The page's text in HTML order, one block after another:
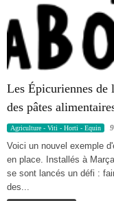
Les Épicuriennes de
des pâtes
Agriculture - Viti - Horti - Equin
Voici un nouvel exemple
en place. Installés à
se sont lancés un défi :
des...